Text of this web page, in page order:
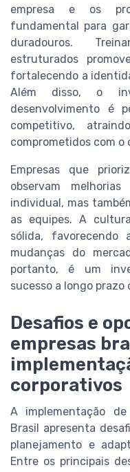
empresa e os
fundamental para
duradouros.
estruturados
fortalecendo a
Além disso, o
desenvolvimento é
competitivo,
comprometidos com o
Empresas que
observam
individual, mas
as equipes. A
sólida,
mudanças do
portanto, é um
sucesso a longo prazo
Desafios e
empresas
corporativos
A implementação
Brasil apresenta
planejamento e
Entre os principais